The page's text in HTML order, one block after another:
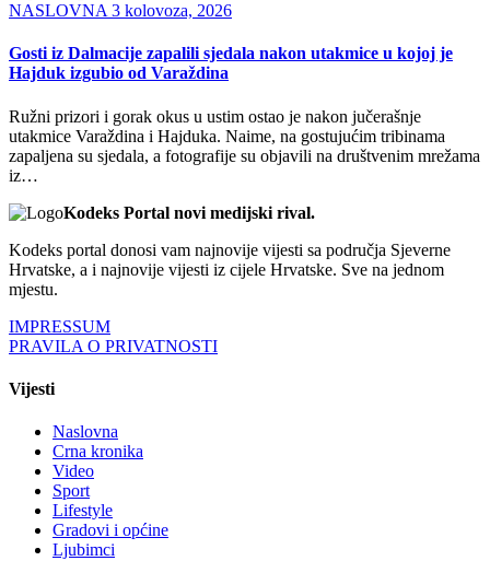
NASLOVNA 3 kolovoza, 2026
Gosti iz Dalmacije zapalili sjedala nakon utakmice u kojoj je
Hajduk izgubio od Varaždina
Ružni prizori i gorak okus u ustim ostao je nakon jučerašnje
utakmice Varaždina i Hajduka. Naime, na gostujućim tribinama
zapaljena su sjedala, a fotografije su objavili na društvenim mrežama
iz…
Kodeks Portal novi medijski rival.
Kodeks portal donosi vam najnovije vijesti sa područja Sjeverne
Hrvatske, a i najnovije vijesti iz cijele Hrvatske. Sve na jednom
mjestu.
IMPRESSUM
PRAVILA O PRIVATNOSTI
Vijesti
Naslovna
Crna kronika
Video
Sport
Lifestyle
Gradovi i općine
Ljubimci